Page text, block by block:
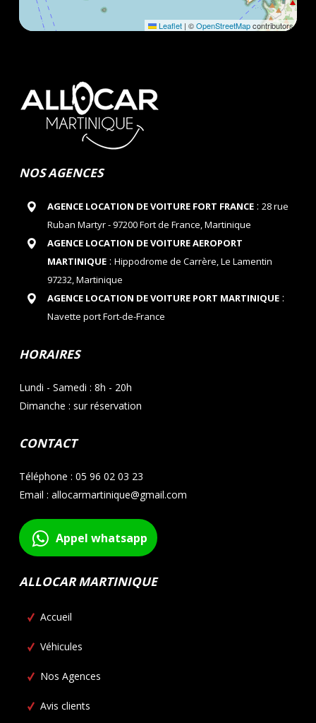
Leaflet | ©OpenStreetMapcontributors
NOS AGENCES
AGENCE LOCATION DE VOITURE FORT FRANCE: 28 rue
Ruban Martyr - 97200 Fort de France, Martinique
AGENCE LOCATION DE VOITURE AEROPORT
MARTINIQUE: Hippodrome de Carrère, Le Lamentin
97232, Martinique
AGENCE LOCATION DE VOITURE PORT MARTINIQUE:
Navette port Fort-de-France
HORAIRES
Lundi - Samedi : 8h - 20h
Dimanche : sur réservation
CONTACT
Téléphone : 05 96 02 03 23
Email : allocarmartinique@gmail.com
Appel whatsapp
ALLOCAR MARTINIQUE
Accueil
Véhicules
Nos Agences
Avis clients